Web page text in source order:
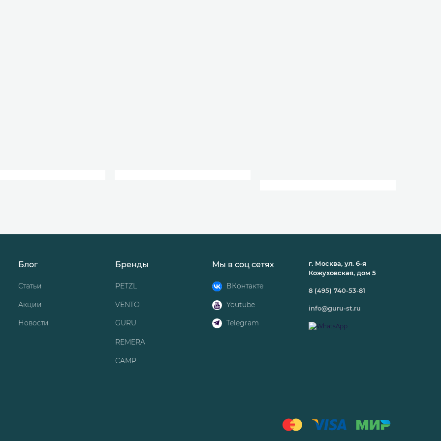
Блог
Статьи
Акции
Новости
Бренды
PETZL
VENTO
GURU
REMERA
CAMP
Мы в соц сетях
ВКонтакте
Youtube
Telegram
г. Москва, ул. 6-я
Кожуховская, дом 5
8 (495) 740-53-81
info@guru-st.ru